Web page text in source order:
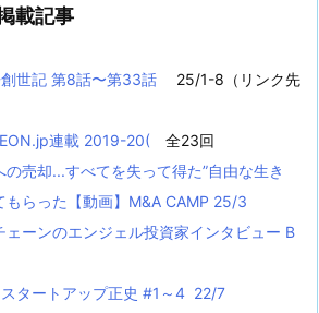
載記事
世記 第8話〜第33話
25/1-8（リンク先
連載 2019-20(
全23回
売却...すべてを失って得た”自由な生き
もらった【動画】M&A CAMP 25/3
ェーンのエンジェル投資家インタビュー B
スタートアップ正史 #1～4 22/7